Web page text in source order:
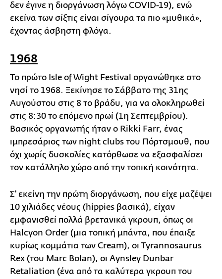
δεν έγινε η διοργάνωση λόγω COVID-19), ενώ
εκείνα των σίξτις είναι σίγουρα τα πιο «μυθικά»,
έχοντας άσβηστη φλόγα.
1968
Το πρώτο Isle of Wight Festival οργανώθηκε στο
νησί το 1968. Ξεκίνησε το Σάββατο της 31ης
Αυγούστου στις 8 το βράδυ, για να ολοκληρωθεί
στις 8:30 το επόμενο πρωί (1η Σεπτεμβρίου).
Βασικός οργανωτής ήταν ο Rikki Farr, ένας
ιμπρεσάριος των night clubs του Πόρτσμουθ, που
όχι χωρίς δυσκολίες κατόρθωσε να εξασφαλίσει
τον κατάλληλο χώρο από την τοπική κοινότητα.
Σ' εκείνη την πρώτη διοργάνωση, που είχε μαζέψει
10 χιλιάδες νέους (hippies βασικά), είχαν
εμφανισθεί πολλά βρετανικά γκρουπ, όπως οι
Halcyon Order (μια τοπική μπάντα, που έπαιξε
κυρίως κομμάτια των Cream), οι Tyrannosaurus
Rex (του Marc Bolan), οι Aynsley Dunbar
Retaliation (ένα από τα καλύτερα γκρουπ του